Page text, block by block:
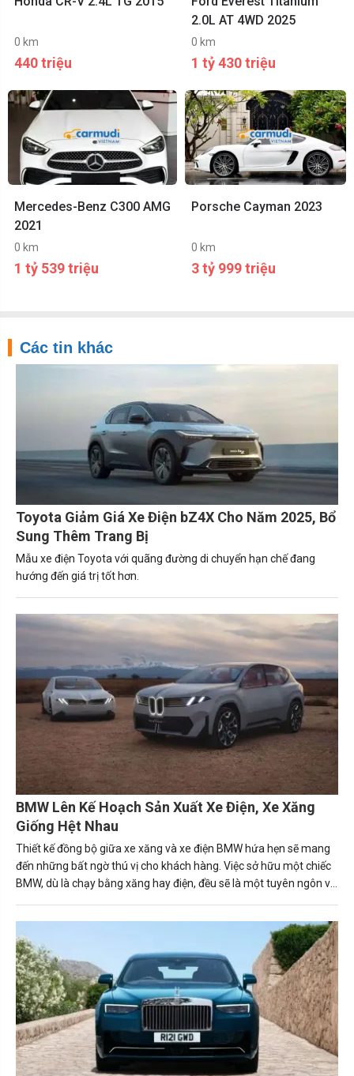
0 km
440 triệu
2.0L AT 4WD 2025
0 km
1 tỷ 430 triệu
Mercedes-Benz C300 AMG
2021
0 km
1 tỷ 539 triệu
Porsche Cayman 2023
0 km
3 tỷ 999 triệu
Các tin khác
Toyota Giảm Giá Xe Điện bZ4X Cho Năm 2025, Bổ
Sung Thêm Trang Bị
Mẫu xe điện Toyota với quãng đường di chuyển hạn chế đang
hướng đến giá trị tốt hơn.
BMW Lên Kế Hoạch Sản Xuất Xe Điện, Xe Xăng
Giống Hệt Nhau
Thiết kế đồng bộ giữa xe xăng và xe điện BMW hứa hẹn sẽ mang
đến những bất ngờ thú vị cho khách hàng. Việc sở hữu một chiếc
BMW, dù là chạy bằng xăng hay điện, đều sẽ là một tuyên ngôn về